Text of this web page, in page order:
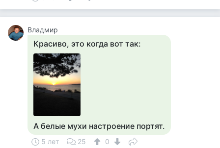
Владмир
Красиво, это когда вот так:
А белые мухи настроение портят.
5 лет 25
0